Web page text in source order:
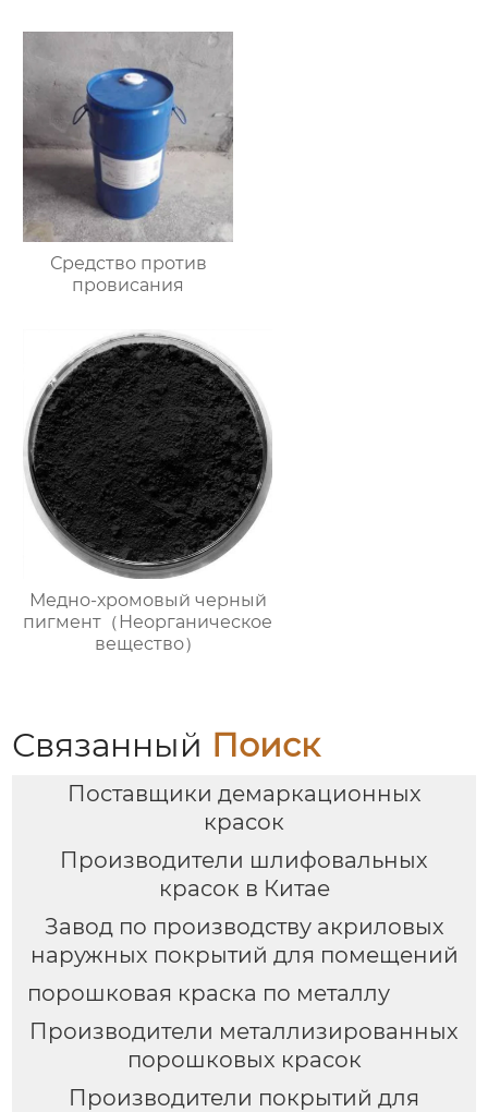
Средство против
провисания
Медно-хромовый черный
пигмент（Неорганическое
вещество）
Связанный Поиск
Поставщики демаркационных
красок
Производители шлифовальных
красок в Китае
Завод по производству акриловых
наружных покрытий для помещений
порошковая краска по металлу
Производители металлизированных
порошковых красок
Производители покрытий для